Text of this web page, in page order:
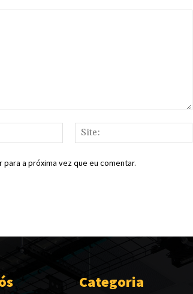
mail:*
a próxima vez que eu comentar.
Categoria